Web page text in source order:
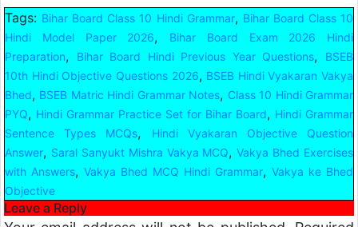
Tags: Bihar Board Class 10 Hindi Grammar, Bihar Board Class 10
Hindi Model Paper 2026,
Bihar Board Exam 2026 Hindi
Preparation, Bihar Board Hindi Previous Year Questions,
BSEB
10th Hindi Objective Questions 2026, BSEB Hindi Vyakaran Vakya
Bhed, BSEB Matric Hindi Grammar Notes, Class 10 Hindi Grammar
PYQ, Hindi Grammar Practice Set for Bihar Board, Hindi Grammar
Sentence Types MCQs,
Hindi Vyakaran Objective Question
Answer, Saral Sanyukt Mishra Vakya MCQ,Vakya Bhed Exercises
with Answers, Vakya Bhed MCQ Hindi Grammar, Vakya ke Bhed
Objective
Leave a Reply